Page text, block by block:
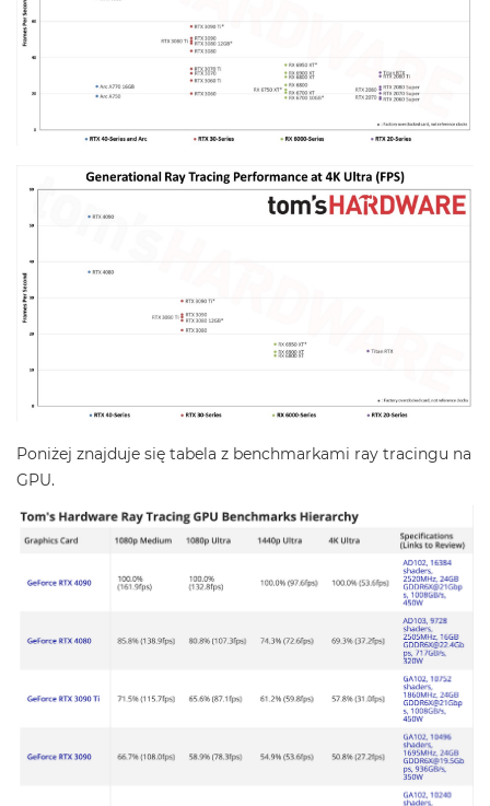
Poniżej znajduje się tabela z benchmarkami ray tracingu na
GPU.